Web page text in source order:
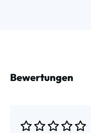
Bewertungen